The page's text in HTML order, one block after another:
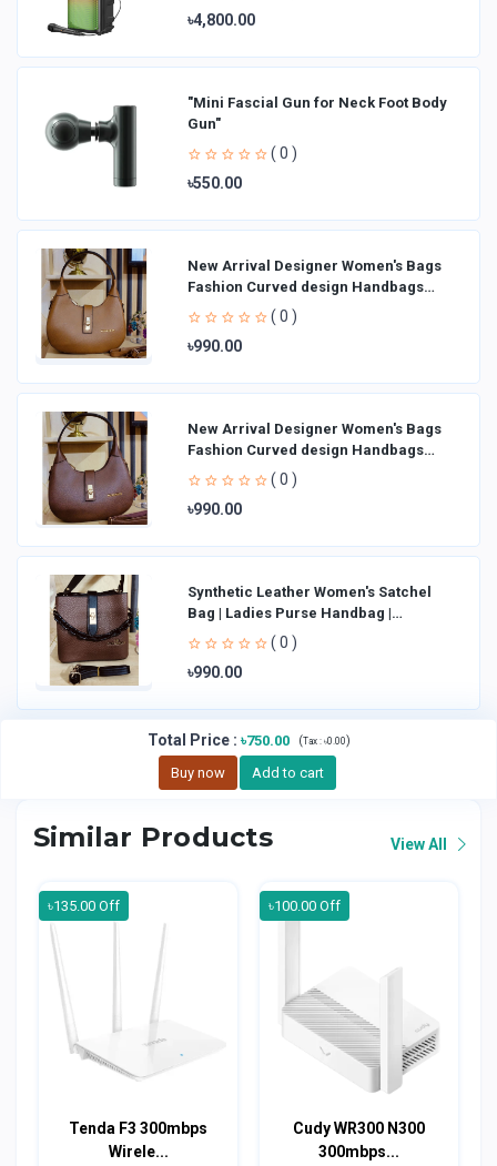
৳4,800.00
"Mini Fascial Gun for Neck Foot Body
Gun"
( 0 )
৳550.00
New Arrival Designer Women′s Bags
Fashion Curved design Handbags
Shoulder Bag La
( 0 )
৳990.00
New Arrival Designer Women′s Bags
Fashion Curved design Handbags
Shoulder Bag La
( 0 )
৳990.00
Synthetic Leather Women's Satchel
Bag | Ladies Purse Handbag |
Handheld Bag | Sl
( 0 )
৳990.00
Total Price: ৳750.00 (Tax : ৳0.00)
Buy now Add to cart
Similar Products View All
৳135.00 Off
Tenda F3 300mbps
Wirele...
৳100.00 Off
Cudy WR300 N300
300mbps...